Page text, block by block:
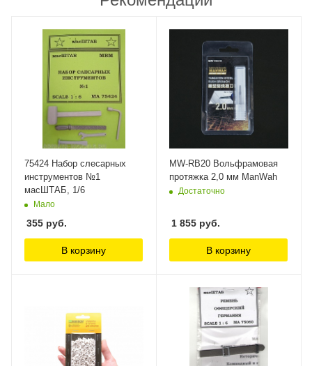
75424 Набор слесарных
инструментов №1
масШТАБ, 1/6
Мало
355 руб.
В корзину
MW-RB20 Вольфрамовая
протяжка 2,0 мм ManWah
Достаточно
1 855 руб.
В корзину